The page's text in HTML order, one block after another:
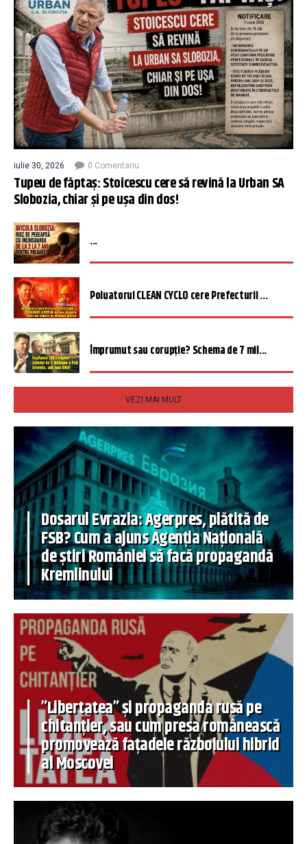
iulie 30, 2026 0 Comentariu
Tupeu de făptaș: Stoicescu cere să revină la Urban SA
Slobozia, chiar și pe ușa din dos!
...
Poluatorul CLEAN CYCLO cere Prefecturii ...
Împrumut sau corupție? Schema de 7 mil...
VEZI MAI MULT
Dosarul Evrazia: Agerpres, plătită de
FSB? Cum a ajuns Agenția Națională
de știri României să facă propagandă
Kremlinului
”Libertatea” și propaganda rusă pe
chitanțier, sau cum presa românească
promovează fațadele războiului hibrid
al Moscovei